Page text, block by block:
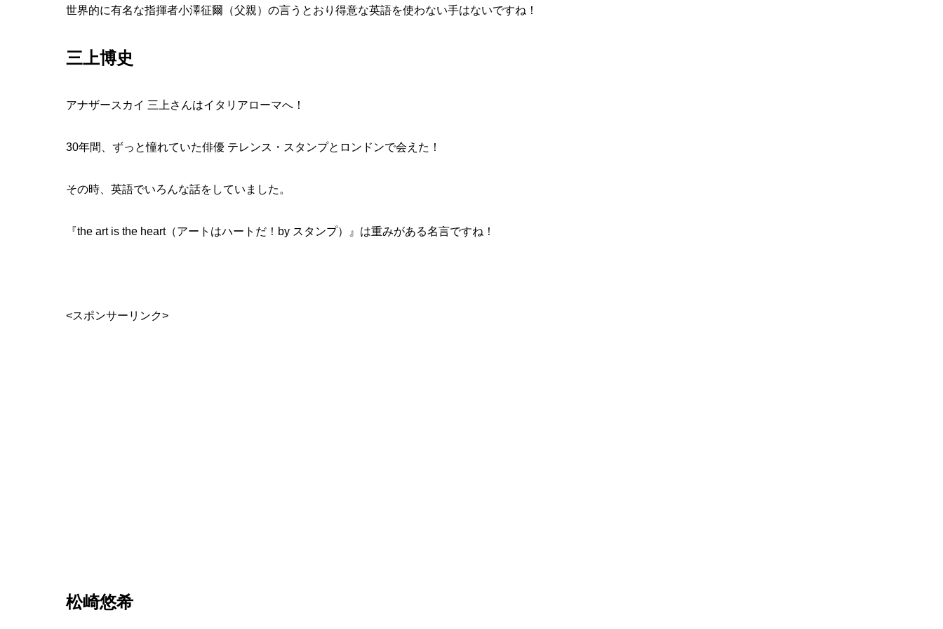
世界的に有名な指揮者小澤征爾（父親）の言うとおり得意な英語を使わない手はないですね！
三上博史
アナザースカイ 三上さんはイタリアローマへ！
30年間、ずっと憧れていた俳優 テレンス・スタンプとロンドンで会えた！
その時、英語でいろんな話をしていました。
『the art is the heart（アートはハートだ！by スタンプ）』は重みがある名言ですね！
<スポンサーリンク>
松崎悠希